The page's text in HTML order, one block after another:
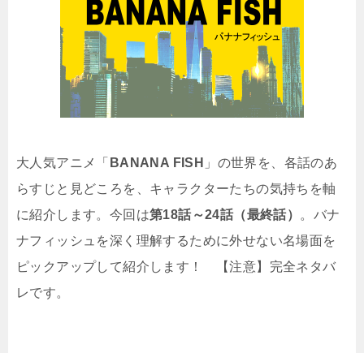
大人気アニメ「 BANANA FISH 」の世界を、各話のあ
らすじと見どころを、キャラクターたちの気持ちを軸
に紹介します。今回は第18話～24話（最終話）
。バナ
ナフィッシュを深く理解するために外せない名場面を
ピックアップして紹介します！ 【注意】完全ネタバ
レです。